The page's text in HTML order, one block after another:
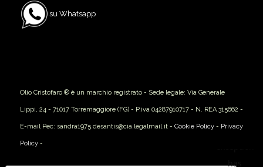
su Whatsapp
Olio Cristofaro ® è un marchio registrato - Sede legale: Via Generale
Lippi, 24 - 71017 Torremaggiore (FG) - P.iva 04287910717 - N. REA 315662 -
E-mail Pec: sandra1975.desantis@cia.legalmail.it - Cookie Policy- Privacy
Policy-